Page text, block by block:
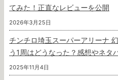
てみた！正直なレビューを公開
2026年3月25日
チンチロ埼玉スーパーアリーナ
う1周はどうなった？感想やネタ
2025年11月4日